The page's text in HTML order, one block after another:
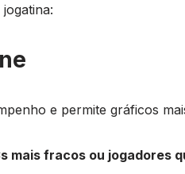
e permite gráficos
mais fracos ou jogadores